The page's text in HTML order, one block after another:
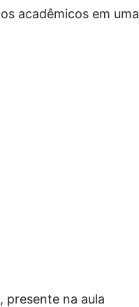
acadêmicos em uma
presente na aula